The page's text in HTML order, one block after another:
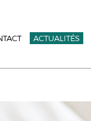
ACTUALITÉS